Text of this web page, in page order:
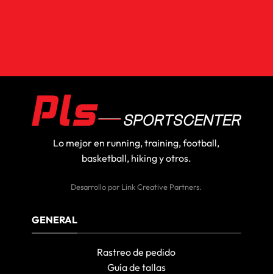
Lo mejor en running, training, football,
basketball, hiking y otros.
Desarrollo por Link Creative Partners.
GENERAL
Rastreo de pedido
Guía de tallas